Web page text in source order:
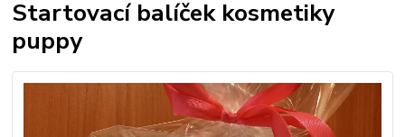
Startovací balíček kosmetiky
puppy